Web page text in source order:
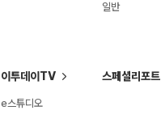
일반
이투데이TV
e스튜디오
스페셜리포트